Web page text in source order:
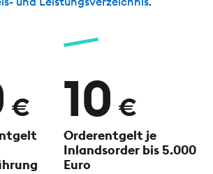
€ 10 €
Orderentgelt je
Inlandsorder bis 5.000
Euro